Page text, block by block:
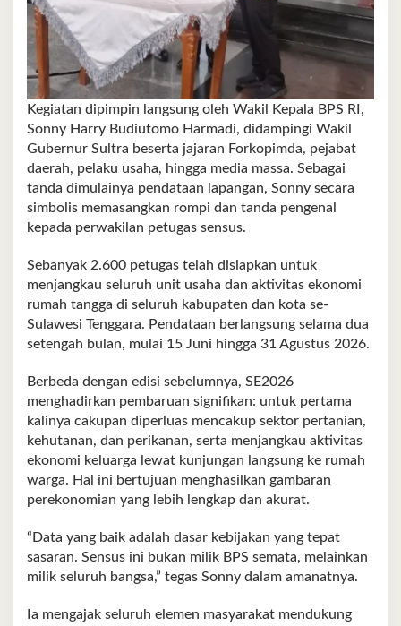
Kegiatan dipimpin langsung oleh Wakil Kepala BPS RI,
Sonny Harry Budiutomo Harmadi, didampingi Wakil
Gubernur Sultra beserta jajaran Forkopimda, pejabat
daerah, pelaku usaha, hingga media massa. Sebagai
tanda dimulainya pendataan lapangan, Sonny secara
simbolis memasangkan rompi dan tanda pengenal
kepada perwakilan petugas sensus.
Sebanyak 2.600 petugas telah disiapkan untuk
menjangkau seluruh unit usaha dan aktivitas ekonomi
rumah tangga di seluruh kabupaten dan kota se-
Sulawesi Tenggara. Pendataan berlangsung selama dua
setengah bulan, mulai 15 Juni hingga 31 Agustus 2026.
Berbeda dengan edisi sebelumnya, SE2026
menghadirkan pembaruan signifikan: untuk pertama
kalinya cakupan diperluas mencakup sektor pertanian,
kehutanan, dan perikanan, serta menjangkau aktivitas
ekonomi keluarga lewat kunjungan langsung ke rumah
warga. Hal ini bertujuan menghasilkan gambaran
perekonomian yang lebih lengkap dan akurat.
“Data yang baik adalah dasar kebijakan yang tepat
sasaran. Sensus ini bukan milik BPS semata, melainkan
milik seluruh bangsa,” tegas Sonny dalam amanatnya.
Ia mengajak seluruh elemen masyarakat mendukung